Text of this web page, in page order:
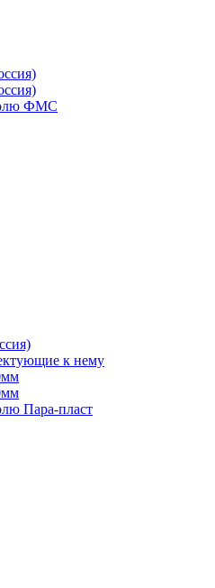
ФМС
к нему
Пара-пласт